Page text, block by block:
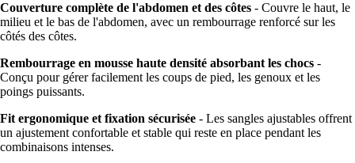
Couverture complète de l'abdomen et des côtes - Couvre le haut, le
milieu et le bas de l'abdomen, avec un rembourrage renforcé sur les
côtés des côtes.
Rembourrage en mousse haute densité absorbant les chocs -
Conçu pour gérer facilement les coups de pied, les genoux et les
poings puissants.
Fit ergonomique et fixation sécurisée - Les sangles ajustables offrent
un ajustement confortable et stable qui reste en place pendant les
combinaisons intenses.